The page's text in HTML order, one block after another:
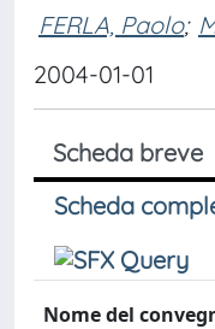
FERLA, Paolo;
2004-01-01
Scheda breve
Scheda
Nome del